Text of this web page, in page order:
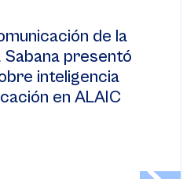
de la
Sabana presentó
inteligencia
en ALAIC